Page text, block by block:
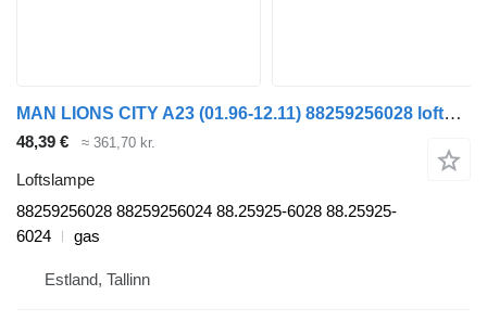
MAN LIONS CITY A23 (01.96-12.11) 88259256028 loftslampe til MAN Lion's bus (1991-)
48,39 € ≈ 361,70 kr.
Loftslampe
88259256028 88259256024 88.25925-6028 88.25925-
6024
gas
Estland, Tallinn